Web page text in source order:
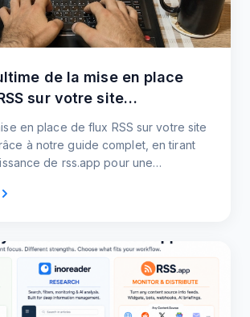
de la mise en place
sur votre site
Wordpress
en place de flux RSS sur votre site
à notre guide complet, en tirant
de rss.app pour une